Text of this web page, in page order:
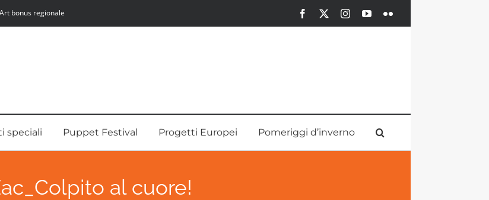
Art bonus regionale Facebook InstagramYouTubeFlickr
speciali Puppet Festival Progetti Europei Pomeriggi d’inverno
al cuore!